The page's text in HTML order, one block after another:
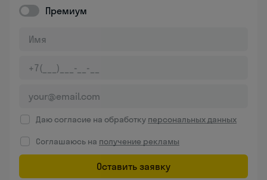
Премиум
Даю согласие на обработку персональных данных
Соглашаюсь на получение рекламы
Оставить заявку